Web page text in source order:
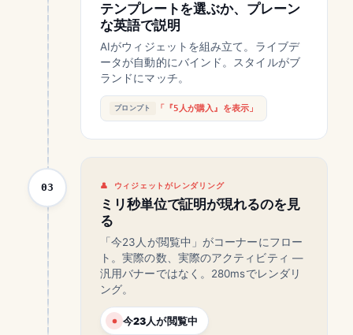
テンプレートを選ぶか、プレーン
な英語で説明
AIがウィジェットを組み立て。ライブデ
ータが自動的にバインド。スタイルがブ
ランドにマッチ。
プロンプト 「『5人が購入』を表示」
03 ウィジェットがレンダリング
ミリ秒単位で証明が現れるのを見
る
「今23人が閲覧中」がコーナーにフロー
ト。実際の数、実際のアクティビティ —
汎用バナーではなく。280msでレンダリ
ング。
今23人が閲覧中